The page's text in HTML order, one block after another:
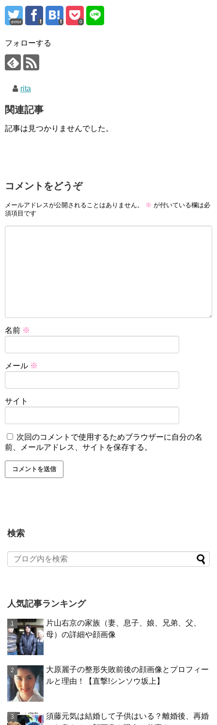
error 0
フォローする
rita
関連記事
記事は見つかりませんでした。
コメントをどうぞ
メールアドレスが公開されることはありません。 ※ が付いている欄は必
須項目です
名前 ※
メール ※
サイト
次回のコメントで使用するためブラウザーに自分の名
前、メールアドレス、サイトを保存する。
検索
人気記事ランキング
片山右京の家族（妻、息子、娘、兄弟、父、
母）の詳細や顔画像
大原麗子の整形失敗前後の顔画像とプロフィー
ルと理由！【直撃!シンソウ坂上】
須藤元気は結婚して子供はいる？離婚後、再婚